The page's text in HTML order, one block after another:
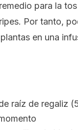
para la
Por tanto,
en una
raíz de regaliz